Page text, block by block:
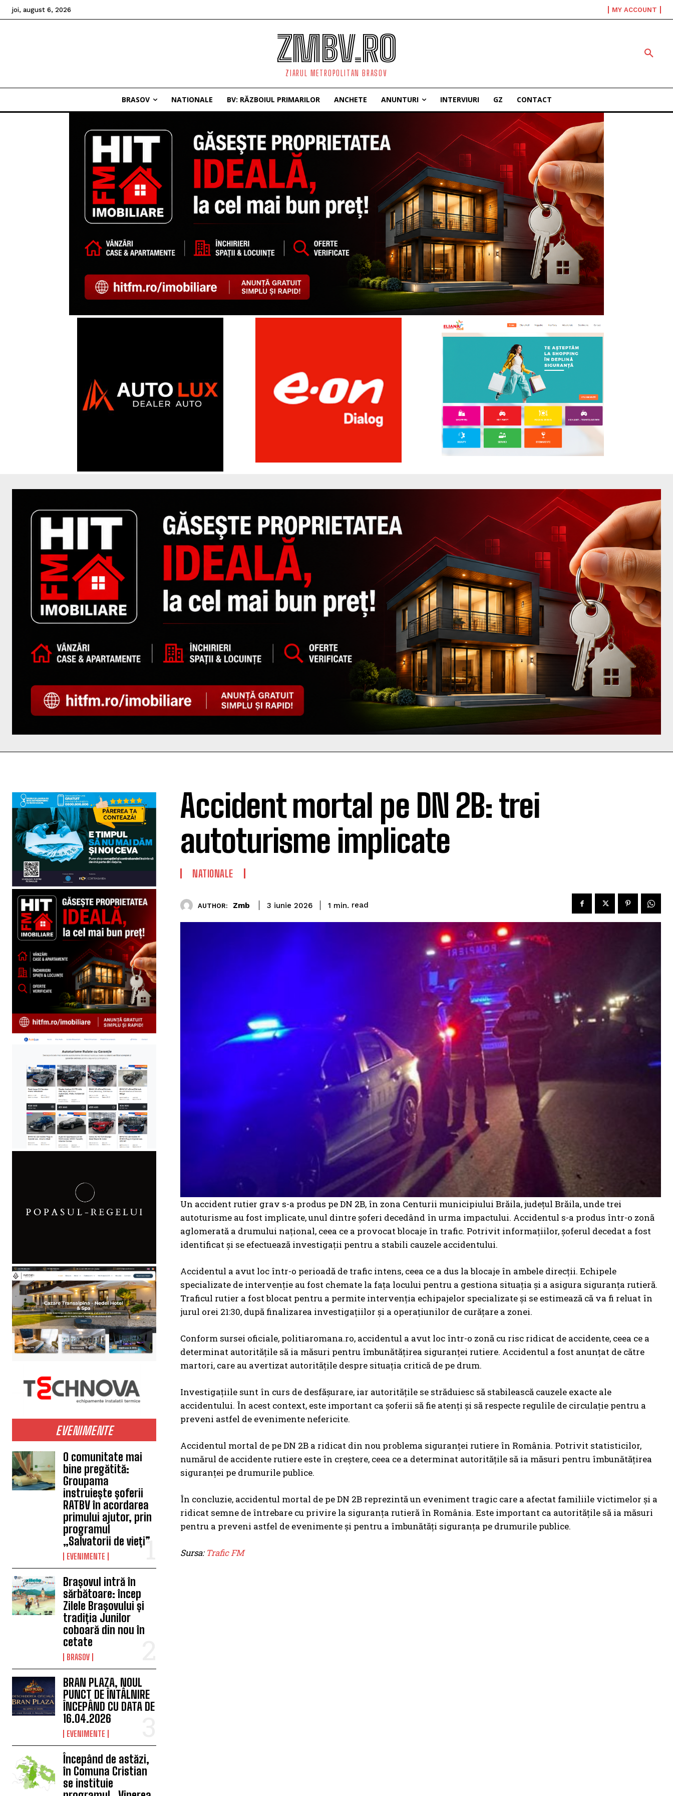
joi, august 6, 2026 MY ACCOUNT
ZMBV.RO
ZIARUL METROPOLITAN BRASOV
BRASOV NATIONALE BV: RĂZBOIUL PRIMARILOR ANCHETE ANUNTURI INTERVIURI GZ CONTACT
EVENIMENTE
O comunitate mai
bine pregătită:
Groupama
instruiește șoferii
RATBV în acordarea
primului ajutor, prin
programul
„Salvatorii de vieți”
EVENIMENTE
Brașovul intră în
sărbătoare: încep
Zilele Brașovului și
tradiția Junilor
coboară din nou în
cetate
BRASOV
BRAN PLAZA, NOUL
PUNCT DE ÎNTÂLNIRE
ÎNCEPÂND CU DATA DE
16.04.2026
EVENIMENTE
Începând de astăzi,
în Comuna Cristian
se instituie
Accident mortal pe DN 2B: trei
autoturisme implicate
NATIONALE
AUTHOR: Zmb 3 iunie 2026 1 min. read
Un accident rutier grav s-a produs pe DN 2B, în zona Centurii municipiului Brăila, județul Brăila, unde trei
autoturisme au fost implicate, unul dintre șoferi decedând în urma impactului. Accidentul s-a produs într-o zonă
aglomerată a drumului național, ceea ce a provocat blocaje în trafic. Potrivit informațiilor, șoferul decedat a fost
identificat și se efectuează investigații pentru a stabili cauzele accidentului.
Accidentul a avut loc într-o perioadă de trafic intens, ceea ce a dus la blocaje în ambele direcții. Echipele
specializate de intervenție au fost chemate la fața locului pentru a gestiona situația și a asigura siguranța rutieră.
Traficul rutier a fost blocat pentru a permite intervenția echipajelor specializate și se estimează că va fi reluat în
jurul orei 21:30, după finalizarea investigațiilor și a operațiunilor de curățare a zonei.
Conform sursei oficiale, politiaromana.ro, accidentul a avut loc într-o zonă cu risc ridicat de accidente, ceea ce a
determinat autoritățile să ia măsuri pentru îmbunătățirea siguranței rutiere. Accidentul a fost anunțat de către
martori, care au avertizat autoritățile despre situația critică de pe drum.
Investigațiile sunt în curs de desfășurare, iar autoritățile se străduiesc să stabilească cauzele exacte ale
accidentului. În acest context, este important ca șoferii să fie atenți și să respecte regulile de circulație pentru a
preveni astfel de evenimente nefericite.
Accidentul mortal de pe DN 2B a ridicat din nou problema siguranței rutiere în România. Potrivit statisticilor,
numărul de accidente rutiere este în creștere, ceea ce a determinat autoritățile să ia măsuri pentru îmbunătățirea
siguranței pe drumurile publice.
În concluzie, accidentul mortal de pe DN 2B reprezintă un eveniment tragic care a afectat familiile victimelor și a
ridicat semne de întrebare cu privire la siguranța rutieră în România. Este important ca autoritățile să ia măsuri
pentru a preveni astfel de evenimente și pentru a îmbunătăți siguranța pe drumurile publice.
Sursa: Trafic FM